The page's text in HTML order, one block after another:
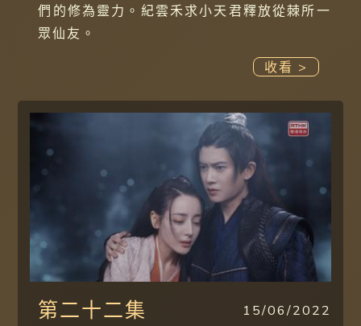
們的修為靈力。紀雲禾求小天君釋放從棘所一
眾仙友。
收看 >
第二十二集 15/06/2022